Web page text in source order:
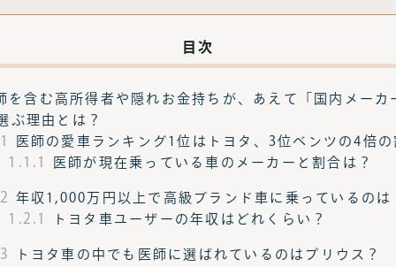
目次
を含む高所得者や隠れお金持ちが、あえて「国内メーカ
ぶ理由とは？
医師の愛車ランキング1位はトヨタ、3位ベンツの4倍の
1.1.1 医師が現在乗っている車のメーカーと割合は？
年収1,000万円以上で高級ブランド車に乗っているのは
1.2.1 トヨタ車ユーザーの年収はどれくらい？
トヨタ車の中でも医師に選ばれているのはプリウス？